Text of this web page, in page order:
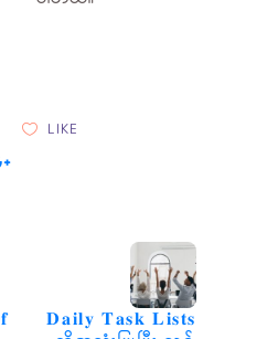
LIKE
𝐃𝐚𝐢𝐥𝐲 𝐓𝐚𝐬𝐤 𝐋𝐢𝐬𝐭𝐬